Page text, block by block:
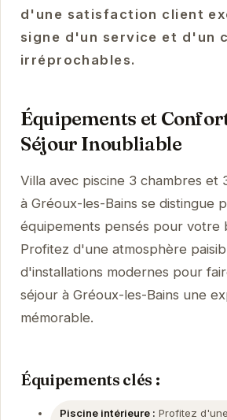
d'une satisfaction client
signe d'un service et d'un
irréprochables.
Équipements et
Séjour Inoubliable
Villa avec piscine 3 chambres et
à Gréoux-les-Bains se distingue
équipements pensés pour votre
Profitez d'une atmosphère
d'installations modernes pour
séjour à Gréoux-les-Bains une
mémorable.
Équipements clés :
Piscine intérieure : Profitez